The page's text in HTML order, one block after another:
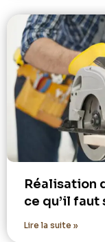
Réalisation
ce qu’il faut
Lire la suite »